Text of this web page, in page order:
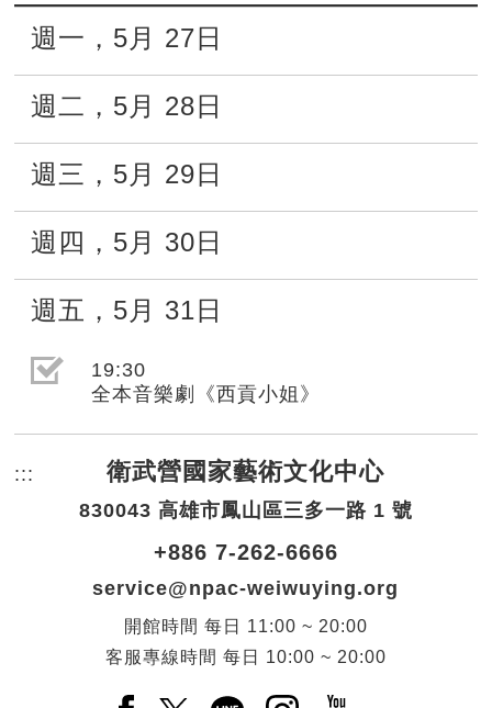
週一 ， 5月 27日
週二 ， 5月 28日
週三 ， 5月 29日
週四 ， 5月 30日
週五 ， 5月 31日
選取節目(未勾選)
19:30
全本音樂劇《西貢小姐》
::: 頁尾網站資訊。
衛武營國家藝術文化中心
830043 高雄市鳳山區三多一路 1 號
+886 7-262-6666
service@npac-weiwuying.org
開館時間 每日
11:00 ~ 20:00
客服專線時間 每日 10:00 ~ 20:00